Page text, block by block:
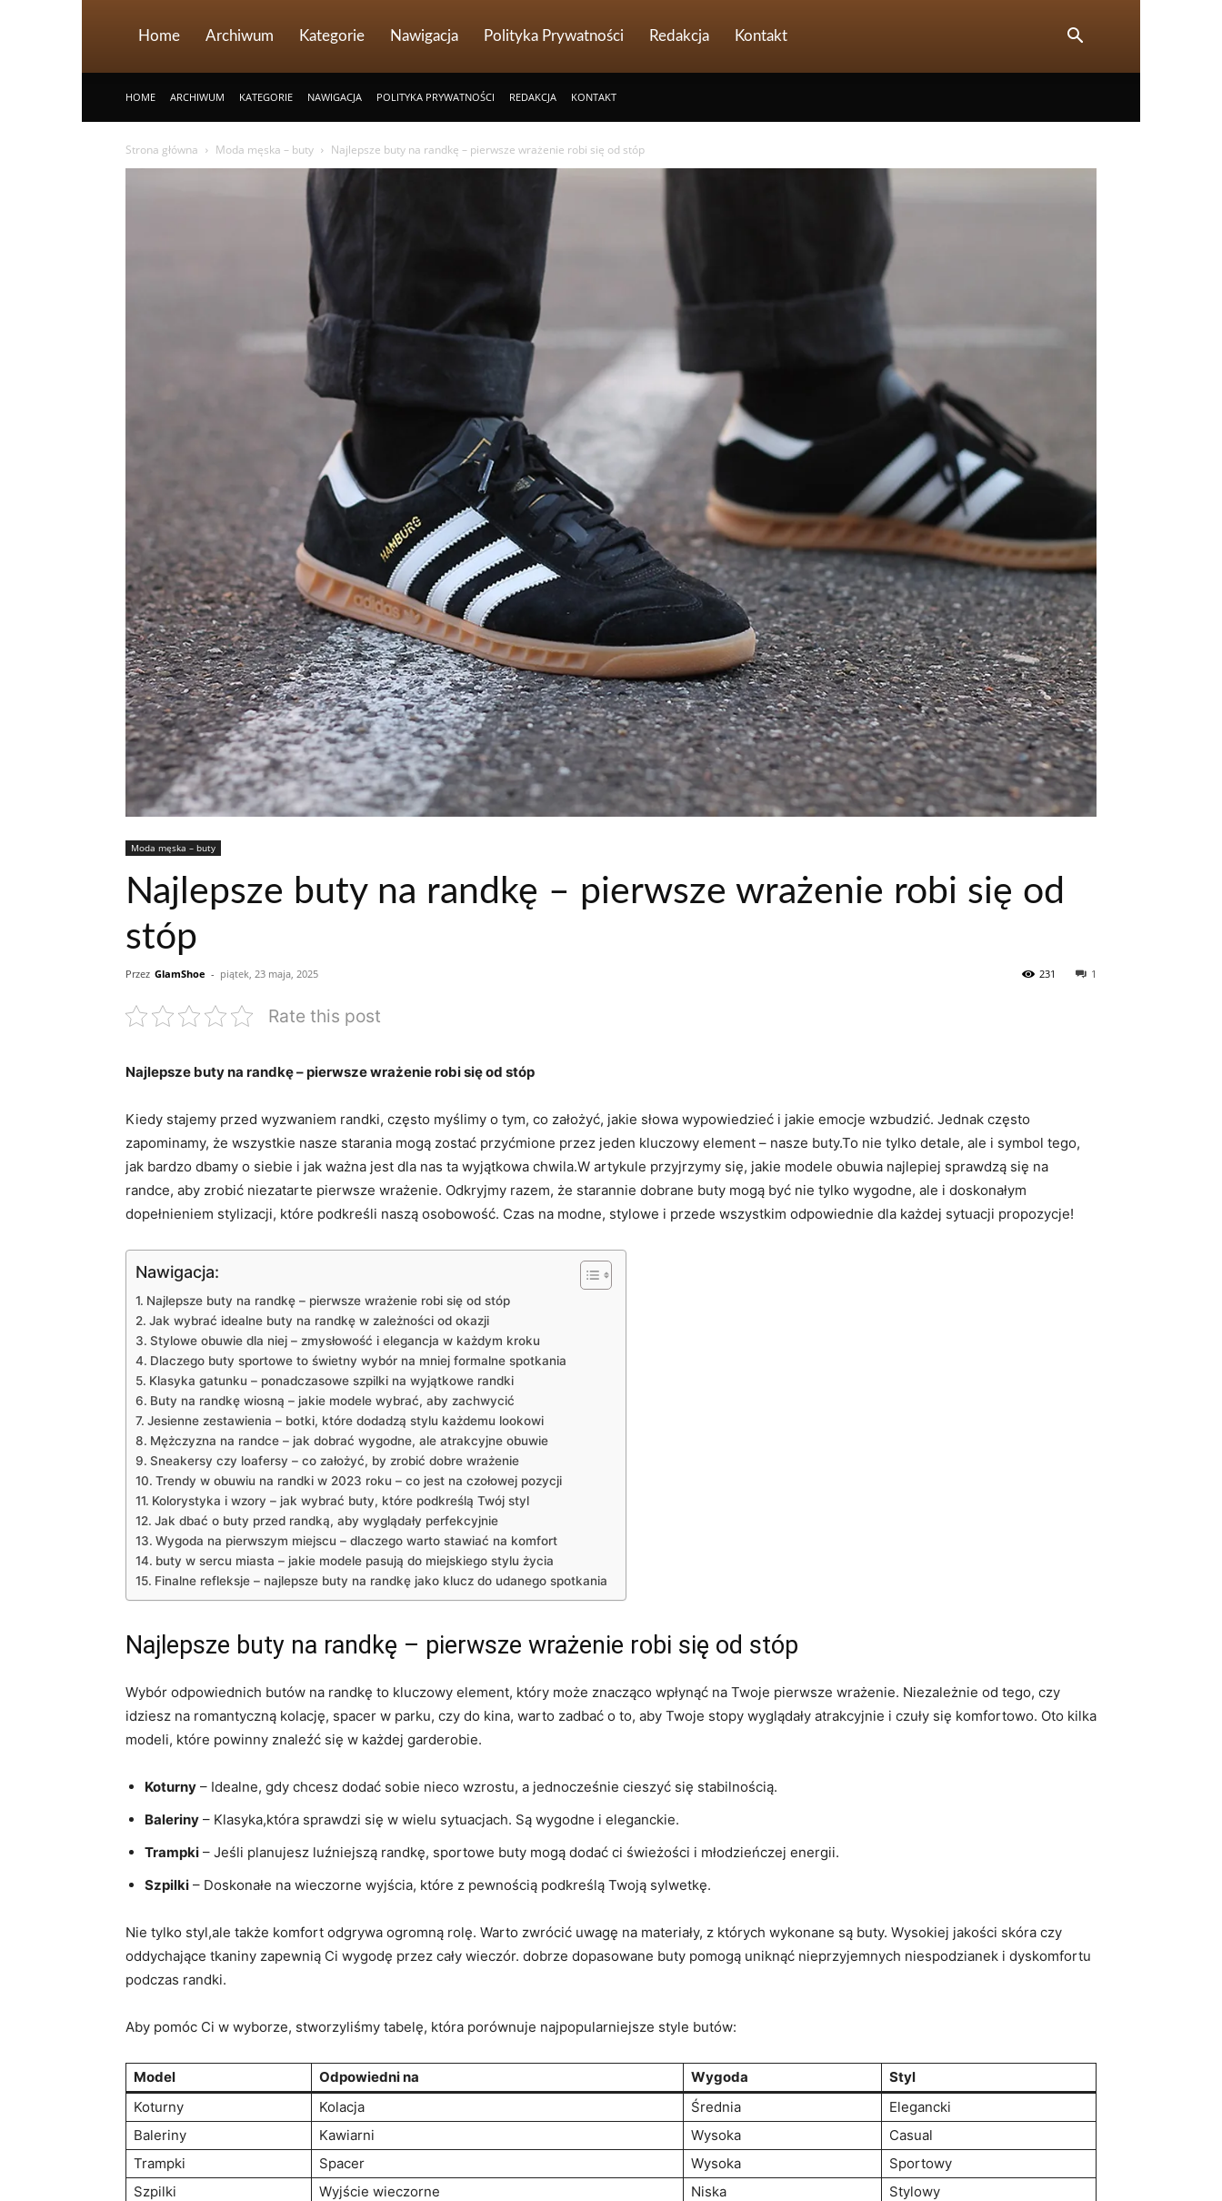
Home Archiwum Kategorie Nawigacja Polityka Prywatności Redakcja Kontakt
HOME ARCHIWUM KATEGORIE NAWIGACJA POLITYKA PRYWATNOŚCI REDAKCJA KONTAKT
Strona główna Moda męska – buty Najlepsze buty na randkę – pierwsze wrażenie robi się od stóp
Moda męska – buty
Najlepsze buty na randkę – pierwsze wrażenie robi się od
stóp
Przez GlamShoe - piątek, 23 maja, 2025 1
231
Rate this post
Najlepsze buty na randkę – pierwsze wrażenie robi się od stóp
Kiedy stajemy przed wyzwaniem randki, często myślimy o tym, co założyć, jakie słowa wypowiedzieć i jakie emocje wzbudzić. Jednak często
zapominamy, że wszystkie nasze starania mogą zostać przyćmione przez jeden kluczowy element – nasze buty.To nie tylko detale, ale i symbol tego,
jak bardzo dbamy o siebie i jak ważna jest dla nas ta wyjątkowa chwila.W artykule przyjrzymy się, jakie modele obuwia najlepiej sprawdzą się na
randce, aby zrobić niezatarte pierwsze wrażenie. Odkryjmy razem, że starannie dobrane buty mogą być nie tylko wygodne, ale i doskonałym
dopełnieniem stylizacji, które podkreśli naszą osobowość. Czas na modne, stylowe i przede wszystkim odpowiednie dla każdej sytuacji propozycje!
Nawigacja:
Najlepsze buty na randkę – pierwsze wrażenie robi się od stóp
Jak wybrać idealne buty na randkę w zależności od okazji
Stylowe obuwie dla niej – zmysłowość i elegancja w każdym kroku
Dlaczego buty sportowe to świetny wybór na mniej formalne spotkania
Klasyka gatunku – ponadczasowe szpilki na wyjątkowe randki
Buty na randkę wiosną – jakie modele wybrać, aby zachwycić
Jesienne zestawienia – botki, które dodadzą stylu każdemu lookowi
Mężczyzna na randce – jak dobrać wygodne, ale atrakcyjne obuwie
Sneakersy czy loafersy – co założyć, by zrobić dobre wrażenie
Trendy w obuwiu na randki w 2023 roku – co jest na czołowej pozycji
Kolorystyka i wzory – jak wybrać buty, które podkreślą Twój styl
Jak dbać o buty przed randką, aby wyglądały perfekcyjnie
Wygoda na pierwszym miejscu – dlaczego warto stawiać na komfort
buty w sercu miasta – jakie modele pasują do miejskiego stylu życia
Finalne refleksje – najlepsze buty na randkę jako klucz do udanego spotkania
Najlepsze buty na randkę – pierwsze wrażenie robi się od stóp
Wybór odpowiednich butów na randkę to kluczowy element, który może znacząco wpłynąć na Twoje pierwsze wrażenie. Niezależnie od tego, czy
idziesz na romantyczną kolację, spacer w parku, czy do kina, warto zadbać o to, aby Twoje stopy wyglądały atrakcyjnie i czuły się komfortowo. Oto kilka
modeli, które powinny znaleźć się w każdej garderobie.
Koturny – Idealne, gdy chcesz dodać sobie nieco wzrostu, a jednocześnie cieszyć się stabilnością.
Baleriny – Klasyka,która sprawdzi się w wielu sytuacjach. Są wygodne i eleganckie.
Trampki – Jeśli planujesz luźniejszą randkę, sportowe buty mogą dodać ci świeżości i młodzieńczej energii.
Szpilki – Doskonałe na wieczorne wyjścia, które z pewnością podkreślą Twoją sylwetkę.
Nie tylko styl,ale także komfort odgrywa ogromną rolę. Warto zwrócić uwagę na materiały, z których wykonane są buty. Wysokiej jakości skóra czy
oddychające tkaniny zapewnią Ci wygodę przez cały wieczór. dobrze dopasowane buty pomogą uniknąć nieprzyjemnych niespodzianek i dyskomfortu
podczas randki.
Aby pomóc Ci w wyborze, stworzyliśmy tabelę, która porównuje najpopularniejsze style butów:
Model Odpowiedni na Wygoda
Styl
Koturny
Kolacja Średnia
Elegancki
Baleriny
Kawiarni Wysoka
Casual
Trampki
Spacer Wysoka
Sportowy
Szpilki
Wyjście wieczorne Niska Stylowy